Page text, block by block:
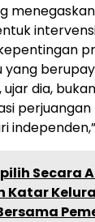
ujar dia,
perjuangan
Secara
Katar